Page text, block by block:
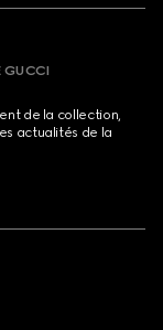
GUCCI
de la collection,
actualités de la